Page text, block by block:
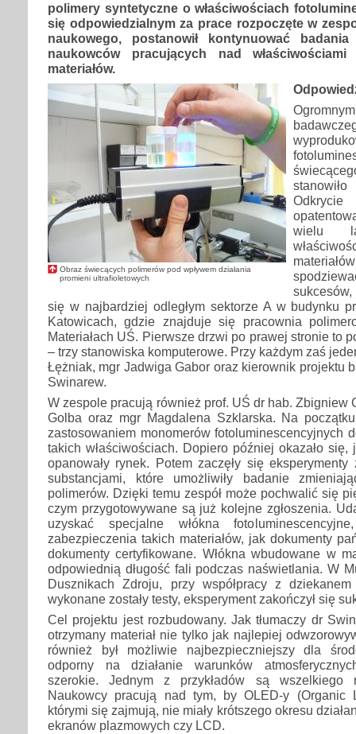
polimery syntetyczne o właściwościach
się odpowiedzialnym za prace rozpoczęte w
naukowego, postanowił kontynuować
naukowców pracujących nad
materiałów.
Obraz świecących polimerów pod wpływem działania
promieni ultrafioletowych
Odkrycie
wielu
się w najbardziej odległym sektorze A w budynku
Katowicach, gdzie znajduje się pracownia
Materiałach UŚ. Pierwsze drzwi po prawej stronie to
– trzy stanowiska komputerowe. Przy każdym zaś
Łężniak, mgr Jadwiga Gabor oraz kierownik projektu
Swinarew.
W zespole pracują również prof. UŚ dr hab. Zbigniew
Golba oraz mgr Magdalena Szklarska. Na
zastosowaniem monomerów fotoluminescencyjnych
takich właściwościach. Dopiero później okazało się,
opanowały rynek. Potem zaczęły się
substancjami, które umożliwiły badanie
polimerów. Dzięki temu zespół może pochwalić się
czym przygotowywane są już kolejne zgłoszenia.
uzyskać specjalne włókna
zabezpieczenia takich materiałów, jak dokumenty
dokumenty certyfikowane. Włókna wbudowane w
odpowiednią długość fali podczas naświetlania. W
Dusznikach Zdroju, przy współpracy z
wykonane zostały testy, eksperyment zakończył się
Cel projektu jest rozbudowany. Jak tłumaczy dr
otrzymany materiał nie tylko jak najlepiej
również był możliwie najbezpieczniejszy dla
odporny na działanie warunków
szerokie. Jednym z przykładów są wszelkiego
Naukowcy pracują nad tym, by OLED-y (Organic
którymi się zajmują, nie miały krótszego okresu
ekranów plazmowych czy LCD.